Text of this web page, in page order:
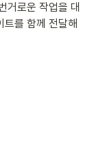
거로운 작업을 대
트를 함께 전달해